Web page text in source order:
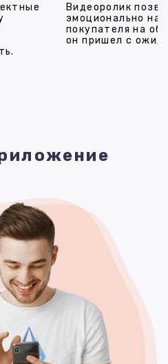
Видеоролик
эмоционально
покупателя на
он пришел с